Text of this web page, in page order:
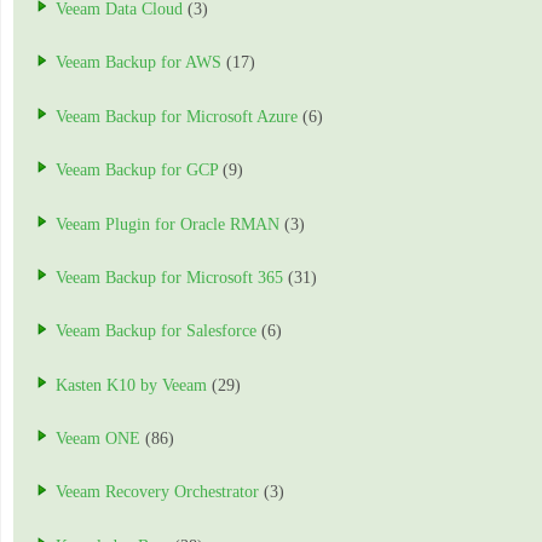
Veeam Data Cloud (3)
Veeam Backup for AWS (17)
Veeam Backup for Microsoft Azure (6)
Veeam Backup for GCP(9)
Veeam Plugin for Oracle RMAN (3)
Veeam Backup for Microsoft 365 (31)
Veeam Backup for Salesforce (6)
Kasten K10 by Veeam (29)
Veeam ONE (86)
Veeam Recovery Orchestrator (3)